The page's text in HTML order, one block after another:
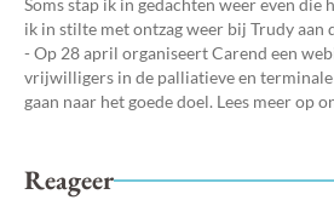
Soms stap ik in gedachten weer even die
ik in stilte met ontzag weer bij Trudy aan
- Op 28 april organiseert Carend een
vrijwilligers in de palliatieve en terminale
gaan naar het goede doel. Lees meer op
Reageer